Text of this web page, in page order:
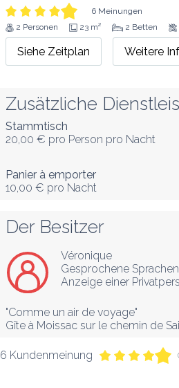
6 Meinungen
2 Personen
23 m² 2 Betten
Siehe Zeitplan Weitere
Zusätzliche
Stammtisch
20,00 € pro Person pro Nacht
Panier à emporter
10,00 € pro Nacht
Der Besitzer
Véronique
Gesprochene
Anzeige einer
"Comme un air de voyage"
Gîte à Moissac sur le chemin de
6 Kundenmeinung